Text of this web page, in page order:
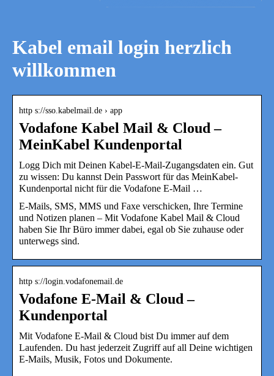
Kabel email login herzlich
willkommen
http s://sso.kabelmail.de › app
Vodafone Kabel Mail & Cloud –
MeinKabel Kundenportal
Logg Dich mit Deinen Kabel-E-Mail-Zugangsdaten ein. Gut
zu wissen: Du kannst Dein Passwort für das MeinKabel-
Kundenportal nicht für die Vodafone E-Mail …
E-Mails, SMS, MMS und Faxe verschicken, Ihre Termine
und Notizen planen – Mit Vodafone Kabel Mail & Cloud
haben Sie Ihr Büro immer dabei, egal ob Sie zuhause oder
unterwegs sind.
http s://login.vodafonemail.de
Vodafone E-Mail & Cloud –
Kundenportal
Mit Vodafone E-Mail & Cloud bist Du immer auf dem
Laufenden. Du hast jederzeit Zugriff auf all Deine wichtigen
E-Mails, Musik, Fotos und Dokumente.